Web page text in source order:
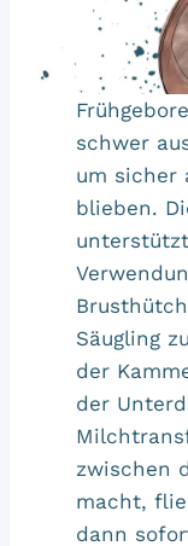
schwer
um sicher
blieben.
Säugling
der
der
zwischen
macht,
dann